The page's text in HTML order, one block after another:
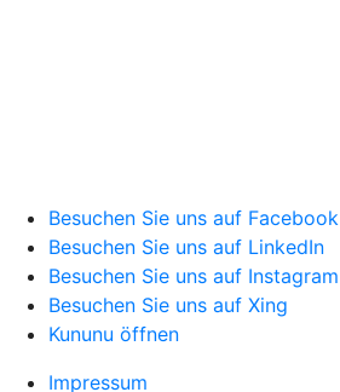
Besuchen Sie uns auf Facebook
Besuchen Sie uns auf LinkedIn
Besuchen Sie uns auf Instagram
Besuchen Sie uns auf Xing
Kununu öffnen
Impressum